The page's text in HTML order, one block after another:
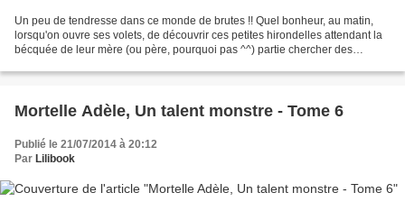
Un peu de tendresse dans ce monde de brutes !! Quel bonheur, au matin,
lorsqu'on ouvre ses volets, de découvrir ces petites hirondelles attendant la
bécquée de leur mère (ou père, pourquoi pas ^^) partie chercher des
Mortelle Adèle, Un talent monstre - Tome 6
Publié le 21/07/2014 à 20:12
Par Lilibook